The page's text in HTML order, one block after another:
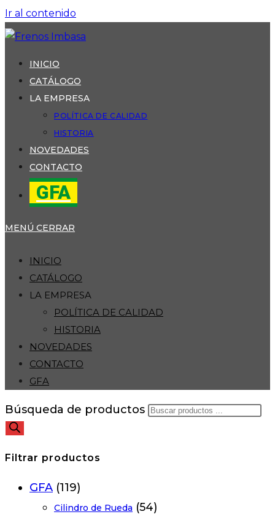
Ir al contenido
INICIO
CATÁLOGO
LA EMPRESA
POLÍTICA DE CALIDAD
HISTORIA
NOVEDADES
CONTACTO
GFA
MENÚ CERRAR
INICIO
CATÁLOGO
LA EMPRESA
POLÍTICA DE CALIDAD
HISTORIA
NOVEDADES
CONTACTO
GFA
Búsqueda de productos
Filtrar productos
GFA (119)
Cilindro de Rueda (54)